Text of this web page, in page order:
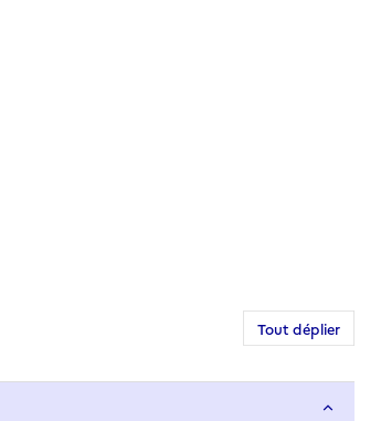
Tout déplier